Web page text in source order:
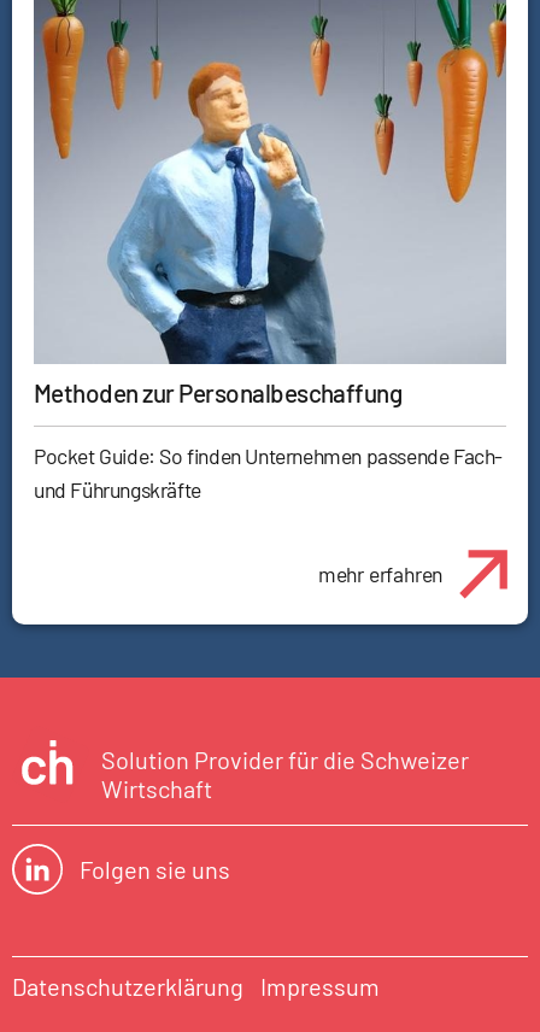
Methoden zur Personalbeschaffung
Pocket Guide: So finden Unternehmen passende Fach-
und Führungskräfte
mehr erfahren
Solution Provider für die Schweizer
Wirtschaft
Folgen sie uns
Datenschutzerklärung Impressum